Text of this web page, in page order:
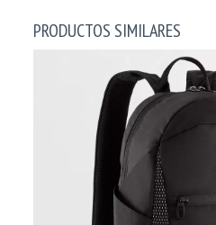
PRODUCTOS SIMILARES